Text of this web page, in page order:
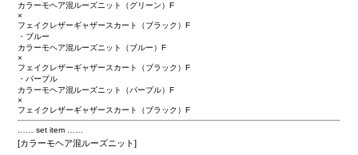
カラーモヘア混ルーズニット（グリーン）F
×
フェイクレザーギャザースカート（ブラック）F
・ブルー
カラーモヘア混ルーズニット（ブルー）F
×
フェイクレザーギャザースカート（ブラック）F
・パープル
カラーモヘア混ルーズニット（パープル）F
×
フェイクレザーギャザースカート（ブラック）F
…… set item ……
[カラーモヘア混ルーズニット]